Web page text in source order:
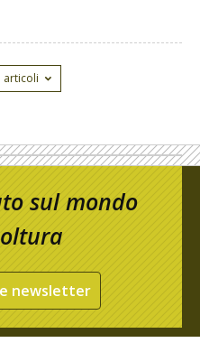
articoli
sul mondo
newsletter